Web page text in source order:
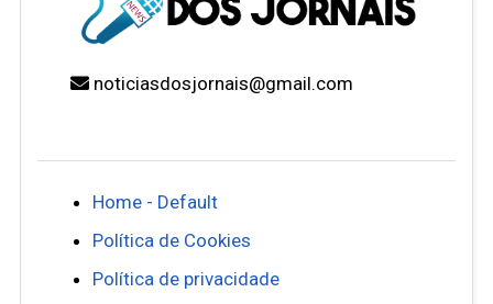
noticiasdosjornais@gmail.com
Home - Default
Política de Cookies
Política de privacidade